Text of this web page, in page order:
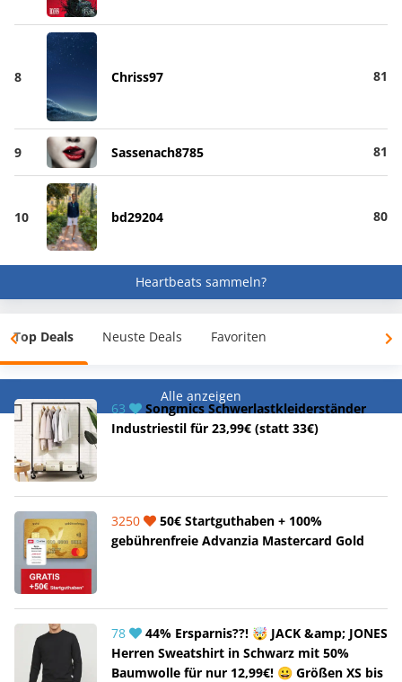
8 Chriss97 81
9 Sassenach8785 81
10 bd29204 80
Heartbeats sammeln?
Top Deals Neuste Deals Favoriten
Alle anzeigen
63
Songmics Schwerlastkleiderständer
Industriestil für 23,99€ (statt 33€)
3250
50€ Startguthaben + 100%
gebührenfreie Advanzia Mastercard Gold
78
44% Ersparnis??! 🤯 JACK &amp; JONES
Herren Sweatshirt in Schwarz mit 50%
Baumwolle für nur 12,99€! 😀 Größen XS bis